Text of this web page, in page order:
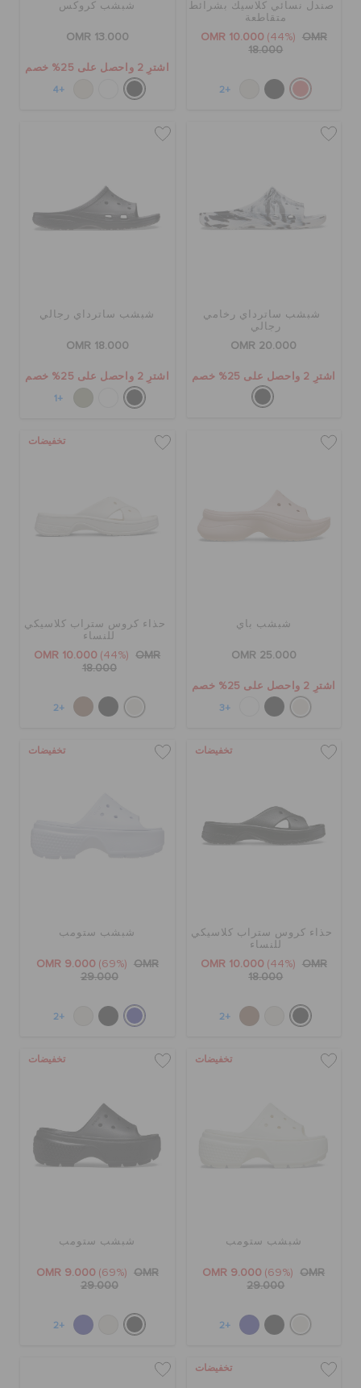
خدمة العملاء
صندل نسائي كلاسيك بشرائط
متقاطعة
OMR 10.000 (44%)
OMR
18.000
+2
شبشب كروكس
OMR 13.000
اشترِ 2 واحصل على 25% خصم
+4
شبشب ساترداي رخامي
رجالي
OMR 20.000
اشترِ 2 واحصل على 25% خصم
شبشب ساترداي رجالي
OMR 18.000
اشترِ 2 واحصل على 25% خصم
+1
شبشب باي
OMR 25.000
اشترِ 2 واحصل على 25% خصم
+3
تخفيضات
حذاء كروس ستراب كلاسيكي
للنساء
OMR 10.000 (44%)
OMR
18.000
+2
تخفيضات
حذاء كروس ستراب كلاسيكي
للنساء
OMR 10.000 (44%)
OMR
18.000
+2
تخفيضات
شبشب ستومب
OMR 9.000 (69%)
OMR
29.000
+2
تخفيضات
شبشب ستومب
OMR 9.000 (69%)
OMR
29.000
+2
تخفيضات
شبشب ستومب
OMR 9.000 (69%)
OMR
29.000
+2
تخفيضات